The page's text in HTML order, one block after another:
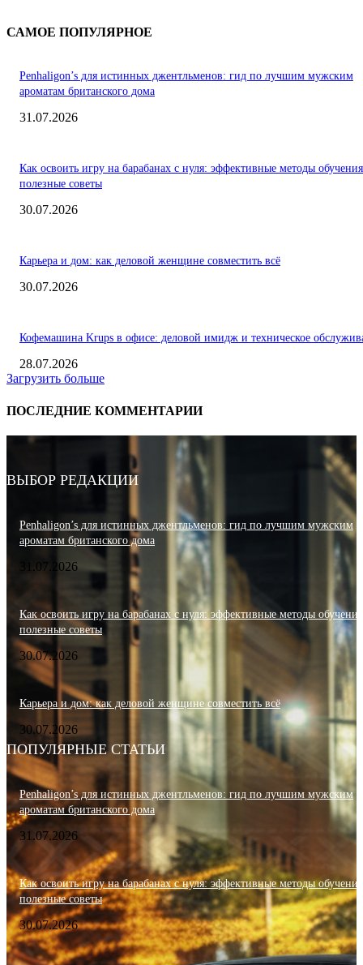
САМОЕ ПОПУЛЯРНОЕ
Penhaligon’s для истинных джентльменов: гид по лучшим мужским
ароматам британского дома
31.07.2026
Как освоить игру на барабанах с нуля: эффективные методы
полезные советы
30.07.2026
Карьера и дом: как деловой женщине совместить всё
30.07.2026
Кофемашина Krups в офисе: деловой имидж и техническое
28.07.2026
Загрузить больше
ПОСЛЕДНИЕ КОММЕНТАРИИ
ВЫБОР РЕДАКЦИИ
Penhaligon’s для истинных джентльменов: гид по лучшим мужским
ароматам британского дома
31.07.2026
Как освоить игру на барабанах с нуля: эффективные методы
полезные советы
30.07.2026
Карьера и дом: как деловой женщине совместить всё
30.07.2026
ПОПУЛЯРНЫЕ СТАТЬИ
Penhaligon’s для истинных джентльменов: гид по лучшим мужским
ароматам британского дома
31.07.2026
Как освоить игру на барабанах с нуля: эффективные методы
полезные советы
30.07.2026